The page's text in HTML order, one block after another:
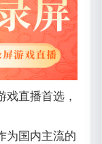
直播首选，
为国内主流的